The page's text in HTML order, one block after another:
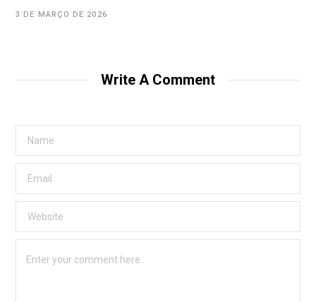
3 DE MARÇO DE 2026
Write A Comment